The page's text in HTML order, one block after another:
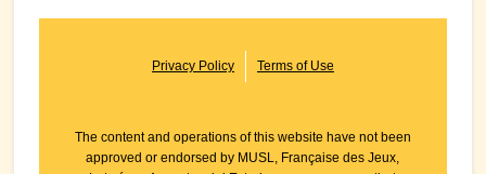
Privacy Policy Terms of Use
The content and operations of this website have not been
approved or endorsed by MUSL, Française des Jeux,